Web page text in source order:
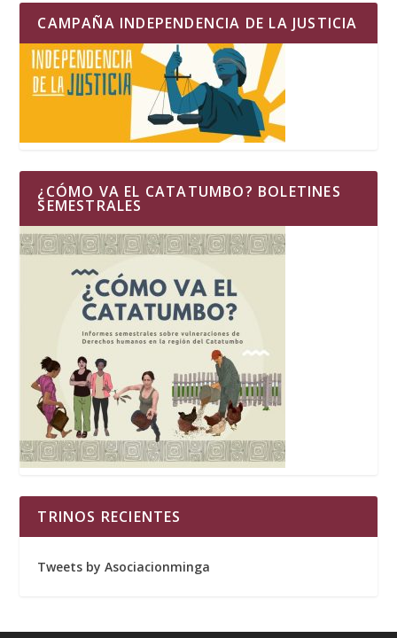
CAMPAÑA INDEPENDENCIA DE LA JUSTICIA
¿CÓMO VA EL CATATUMBO? BOLETINES
SEMESTRALES
TRINOS RECIENTES
Tweets by Asociacionminga